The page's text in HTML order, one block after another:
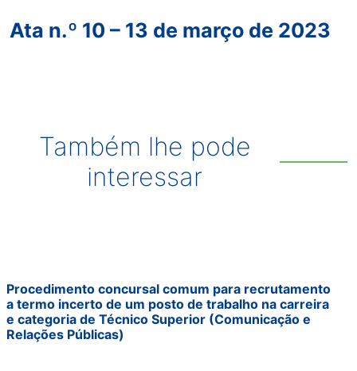
Ata n.º 10 – 13 de março de 2023
Também lhe pode
interessar
Procedimento concursal comum para recrutamento
a termo incerto de um posto de trabalho na carreira
e categoria de Técnico Superior (Comunicação e
Relações Públicas)